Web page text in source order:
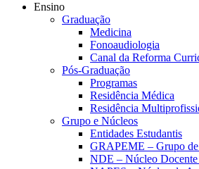
Ensino
Graduação
Medicina
Fonoaudiologia
Canal da Reforma
Pós-Graduação
Programas
Residência Médica
Residência
Grupo e Núcleos
Entidades Estudantis
GRAPEME – Grupo
NDE – Núcleo Docente